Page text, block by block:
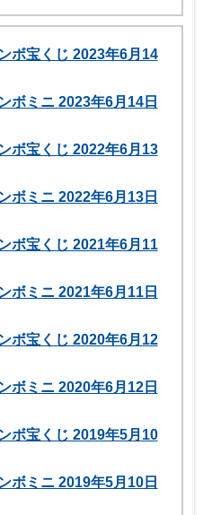
ボ宝くじ 2023年6月14
ボミニ 2023年6月14日
ボ宝くじ 2022年6月13
ボミニ 2022年6月13日
ボ宝くじ 2021年6月11
ボミニ 2021年6月11日
ボ宝くじ 2020年6月12
ボミニ 2020年6月12日
ボ宝くじ 2019年5月10
ボミニ 2019年5月10日